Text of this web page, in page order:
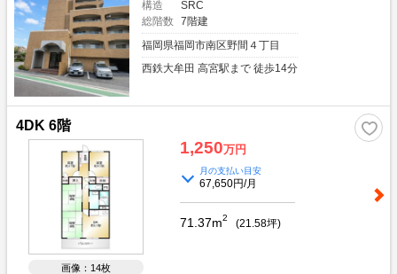
構造
SRC
総階数
7階建
福岡県福岡市南区野間４丁目
西鉄大牟田 高宮駅まで 徒歩14分
4DK 6階
画像：14枚
1,250万円
月の支払い目安
67,650円/月
71.37m2 (21.58坪)